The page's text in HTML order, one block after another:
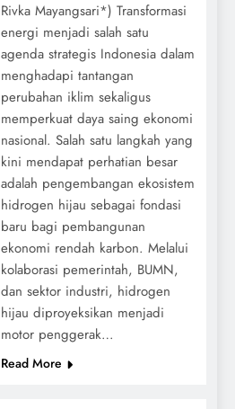
Rivka Mayangsari*) Transformasi
energi menjadi salah satu
agenda strategis Indonesia dalam
menghadapi tantangan
perubahan iklim sekaligus
memperkuat daya saing ekonomi
nasional. Salah satu langkah yang
kini mendapat perhatian besar
adalah pengembangan ekosistem
hidrogen hijau sebagai fondasi
baru bagi pembangunan
ekonomi rendah karbon. Melalui
kolaborasi pemerintah, BUMN,
dan sektor industri, hidrogen
hijau diproyeksikan menjadi
motor penggerak…
Read More